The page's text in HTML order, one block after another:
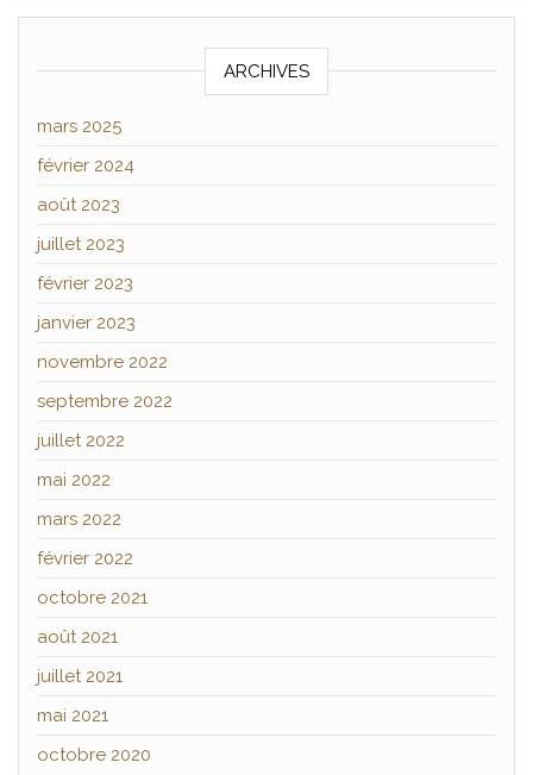
ARCHIVES
mars 2025
février 2024
août 2023
juillet 2023
février 2023
janvier 2023
novembre 2022
septembre 2022
juillet 2022
mai 2022
mars 2022
février 2022
octobre 2021
août 2021
juillet 2021
mai 2021
octobre 2020